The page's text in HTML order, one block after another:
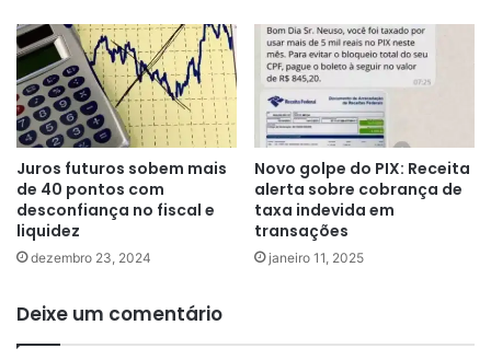
Juros futuros sobem mais
de 40 pontos com
desconfiança no fiscal e
liquidez
dezembro 23, 2024
Novo golpe do PIX: Receita
alerta sobre cobrança de
taxa indevida em
transações
janeiro 11, 2025
Deixe um comentário